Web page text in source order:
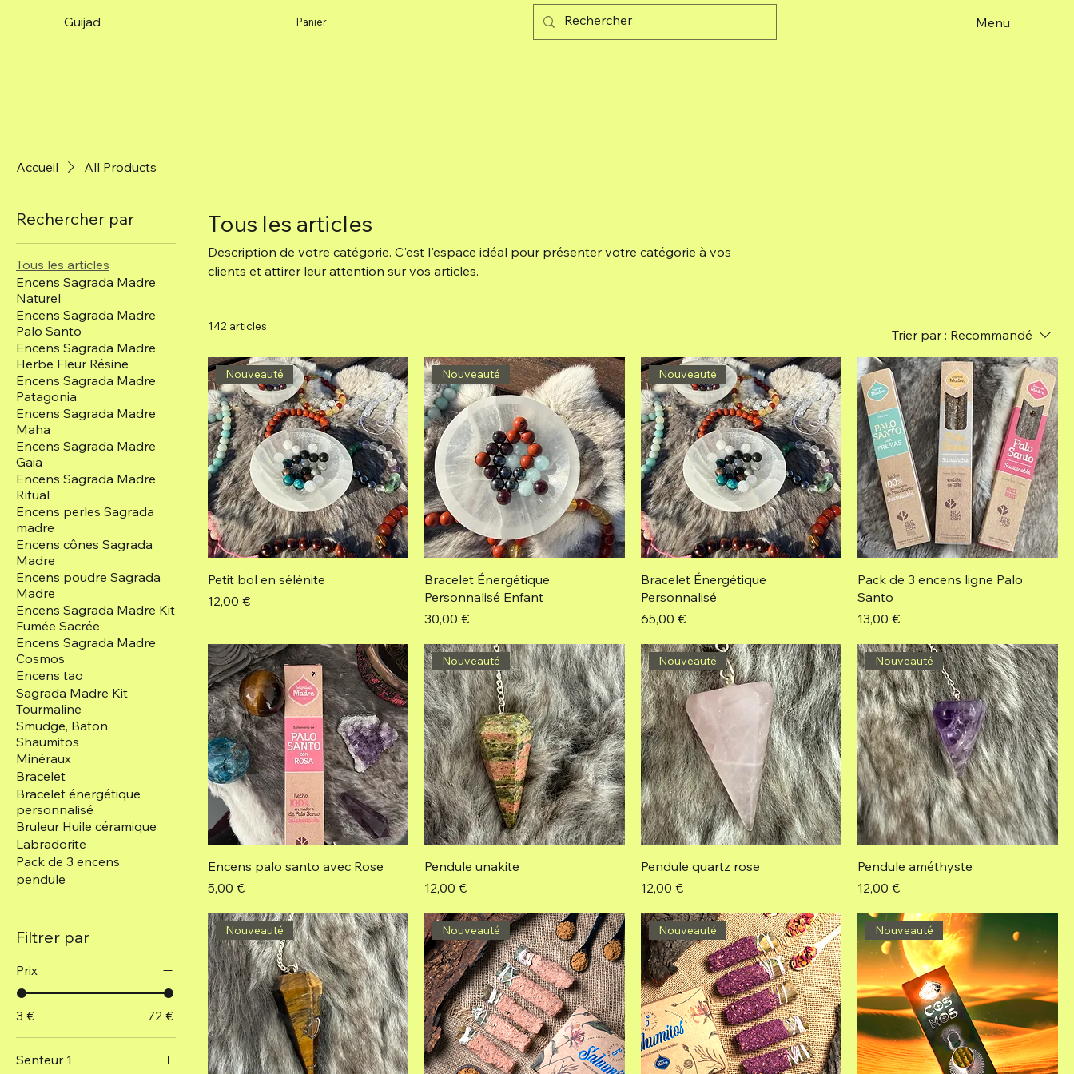
Guijad Panier Menu
Accueil All Products
Rechercher par
Tous les articles
Encens Sagrada Madre
Naturel
Encens Sagrada Madre
Palo Santo
Encens Sagrada Madre
Herbe Fleur Résine
Encens Sagrada Madre
Patagonia
Encens Sagrada Madre
Maha
Encens Sagrada Madre
Gaia
Encens Sagrada Madre
Ritual
Encens perles Sagrada
madre
Encens cônes Sagrada
Madre
Encens poudre Sagrada
Madre
Encens Sagrada Madre Kit
Fumée Sacrée
Encens Sagrada Madre
Cosmos
Encens tao
Sagrada Madre Kit
Tourmaline
Smudge, Baton,
Shaumitos
Minéraux
Bracelet
Bracelet énergétique
personnalisé
Bruleur Huile céramique
Labradorite
Pack de 3 encens
pendule
Filtrer par
Prix
3 € 72 €
Senteur 1
Tous les articles
Description de votre catégorie. C'est l'espace idéal pour présenter votre catégorie à vos
clients et attirer leur attention sur vos articles.
142 articles
Trier par : Recommandé
Nouveauté
Petit bol en sélénite
Prix
12,00 €
Nouveauté
Bracelet Énergétique
Personnalisé Enfant
Prix
30,00 €
Nouveauté
Bracelet Énergétique
Personnalisé
Prix
65,00 €
Pack de 3 encens ligne Palo
Santo
Prix
13,00 €
Encens palo santo avec Rose
Prix
5,00 €
Nouveauté
Pendule unakite
Prix
12,00 €
Nouveauté
Pendule quartz rose
Prix
12,00 €
Nouveauté
Pendule améthyste
Prix
12,00 €
Nouveauté Nouveauté Nouveauté Nouveauté